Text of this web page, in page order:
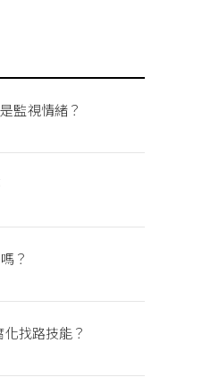
監視情緒？
？
找路技能？